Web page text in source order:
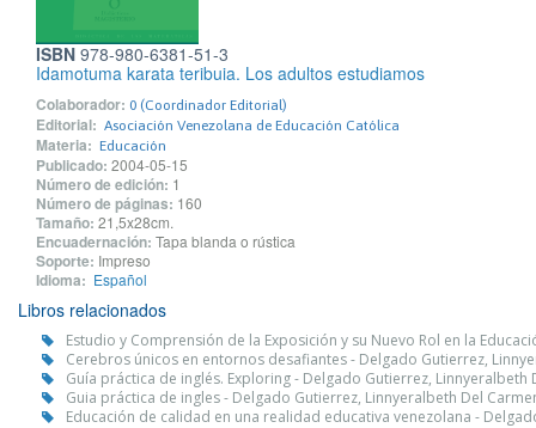
ISBN 978-980-6381-51-3
Idamotuma karata teribuia. Los adultos estudiamos
Colaborador: 0 (Coordinador Editorial)
Editorial: Asociación Venezolana de Educación Católica
Materia: Educación
Publicado: 2004-05-15
Número de edición: 1
Número de páginas: 160
Tamaño: 21,5x28cm.
Encuadernación: Tapa blanda o rústica
Soporte: Impreso
Idioma: Español
Libros relacionados
Estudio y Comprensión de la Exposición y su Nuevo Rol en la
Cerebros únicos en entornos desafiantes - Delgado Gutierrez,
Guía práctica de inglés. Exploring - Delgado Gutierrez, Linnyeralbeth
Guia práctica de ingles - Delgado Gutierrez, Linnyeralbeth Del
Educación de calidad en una realidad educativa venezolana -